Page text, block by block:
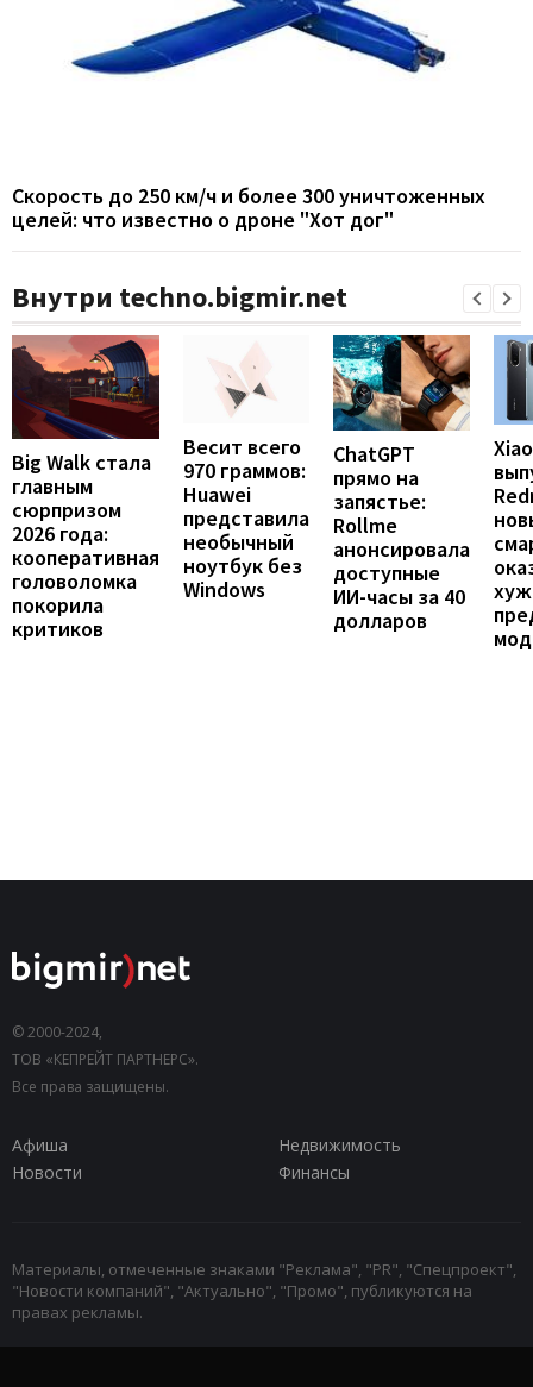
Скорость до 250 км/ч и более 300 уничтоженных
целей: что известно о дроне "Хот дог"
Внутри techno.bigmir.net
Big Walk стала
главным
сюрпризом
2026 года:
кооперативная
головоломка
покорила
критиков
Весит всего
970 граммов:
Huawei
представила
необычный
ноутбук без
Windows
ChatGPT
прямо на
запястье:
Rollme
анонсировала
доступные
ИИ-часы за 40
долларов
© 2000-2024,
ТОВ «КЕПРЕЙТ ПАРТНЕРС».
Все права защищены.
Афиша
Недвижимость
Новости
Финансы
Материалы, отмеченные знаками "Реклама", "PR", "Спецпроект",
"Новости компаний", "Актуально", "Промо", публикуются на
правах рекламы.